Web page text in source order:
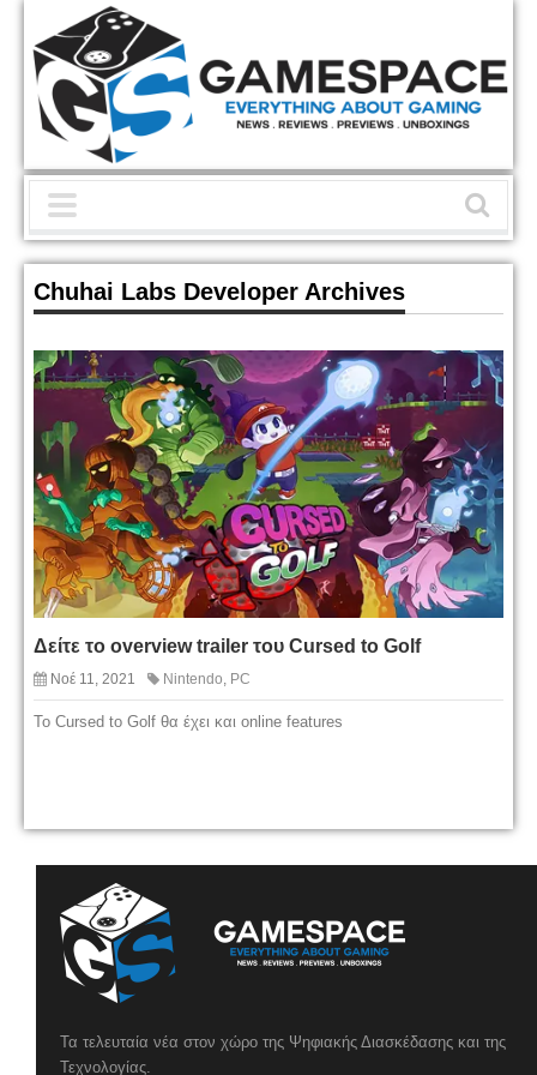
Chuhai Labs Developer Archives
Δείτε το overview trailer του Cursed to Golf
Νοέ 11, 2021 Nintendo, PC
Το Cursed to Golf θα έχει και online features
Τα τελευταία νέα στον χώρο της Ψηφιακής Διασκέδασης και της
Τεχνολογίας.